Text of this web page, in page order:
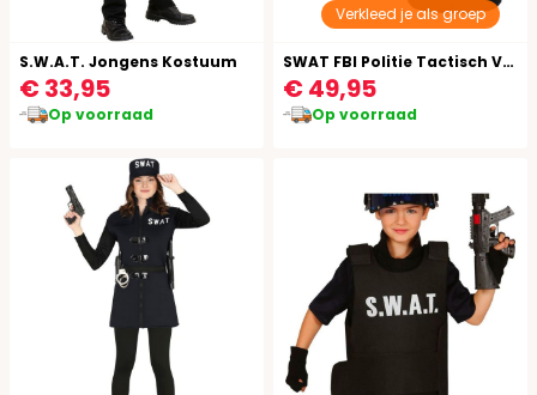
S.W.A.T. Jongens Kostuum
€ 33,95
Op voorraad
Verkleed je als groep
SWAT FBI Politie Tactisch Vest Zwart Volwassenen
€ 49,95
Op voorraad